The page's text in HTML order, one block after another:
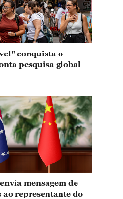
conquista o
pesquisa global
mensagem de
ao representante do